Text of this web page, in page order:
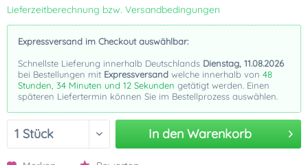
Lieferzeitberechnung bzw. Versandbedingungen
Expressversand im Checkout auswählbar:
Schnellste Lieferung innerhalb Deutschlands Dienstag, 11.08.2026
bei Bestellungen mit Expressversand welche innerhalb von 48
Stunden, 34 Minuten und 11 Sekundengetätigt werden. Einen
späteren Liefertermin können Sie im Bestellprozess auswählen.
In den Warenkorb